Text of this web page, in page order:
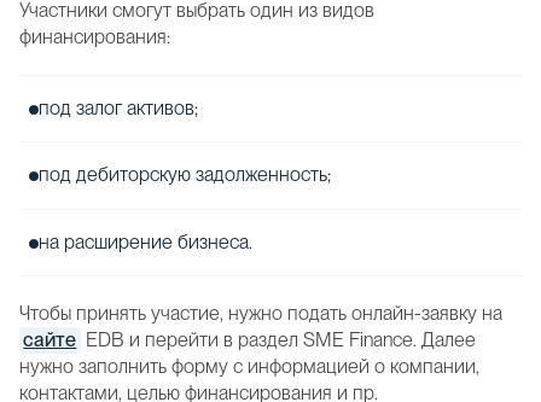
Участники смогут выбрать один из видов
финансирования:
под залог активов;
под дебиторскую задолженность;
на расширение бизнеса.
Чтобы принять участие, нужно подать онлайн-заявку на
сайте EDB и перейти в раздел SME Finance. Далее
нужно заполнить форму с информацией о компании,
контактами, целью финансирования и пр.